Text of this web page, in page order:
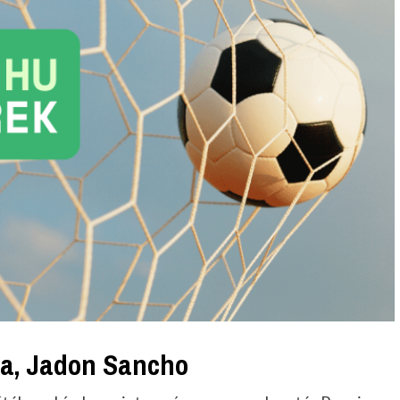
Jadon Sancho